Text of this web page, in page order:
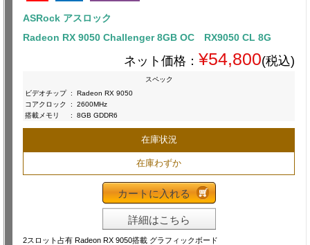
ASRock アスロック
Radeon RX 9050 Challenger 8GB OC RX9050 CL 8G
ネット価格： ¥54,800(税込)
スペック
ビデオチップ :
Radeon RX 9050
コアクロック
:
2600MHz
搭載メモリ
: 8GB GDDR6
在庫状況
在庫わずか
カートに入れる
詳細はこちら
2スロット占有 Radeon RX 9050搭載 グラフィックボード